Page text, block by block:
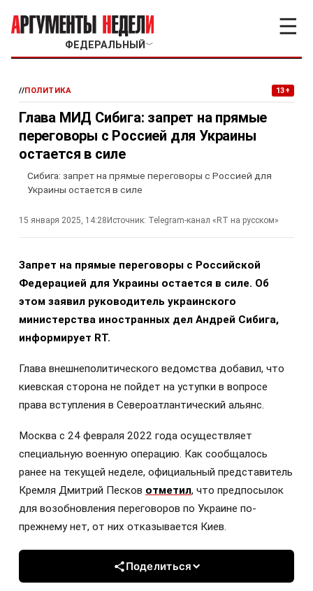
ФЕДЕРАЛЬНЫЙ ﹀
☰
//ПОЛИТИКА 13+
Глава МИД Сибига: запрет на прямые
переговоры с Россией для Украины
остается в силе
Сибига: запрет на прямые переговоры с Россией для
Украины остается в силе
15 января 2025, 14:28 Источник: Telegram-канал «RT на русском»
Запрет на прямые переговоры с Российской
Федерацией для Украины остается в силе. Об
этом заявил руководитель украинского
министерства иностранных дел Андрей Сибига,
информирует RT.
Глава внешнеполитического ведомства добавил, что
киевская сторона не пойдет на уступки в вопросе
права вступления в Североатлантический альянс.
Москва с 24 февраля 2022 года осуществляет
специальную военную операцию. Как сообщалось
ранее на текущей неделе, официальный представитель
Кремля Дмитрий Песков отметил, что предпосылок
для возобновления переговоров по Украине по-
прежнему нет, от них отказывается Киев.
Поделиться